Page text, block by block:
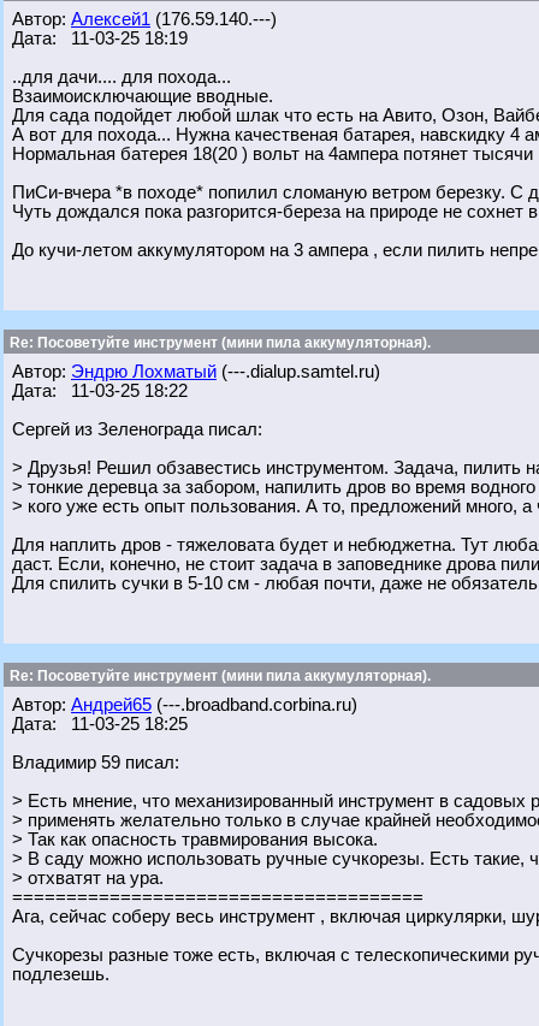
Автор: Алексей1 (176.59.140.---)
Дата: 11-03-25 18:19
..для дачи.... для похода...
Взаимоисключающие вводные.
Для сада подойдет любой шлак что есть на Авито, Озон,
А вот для похода... Нужна качественая батарея, навскидку 4
Нормальная батерея 18(20 ) вольт на 4ампера потянет
ПиСи-вчера *в походе* попилил сломаную ветром березку. С
Чуть дождался пока разгорится-береза на природе не сохнет
До кучи-летом аккумулятором на 3 ампера , если пилить
Re: Посоветуйте инструмент (мини пила аккумуляторная).
Автор: Эндрю Лохматый (---.dialup.samtel.ru)
Дата: 11-03-25 18:22
Сергей из Зеленограда писал:
> Друзья! Решил обзавестись инструментом. Задача, пилить
> тонкие деревца за забором, напилить дров во время
> кого уже есть опыт пользования. А то, предложений много,
Для наплить дров - тяжеловата будет и небюджетна. Тут
даст. Если, конечно, не стоит задача в заповеднике дрова
Для спилить сучки в 5-10 см - любая почти, даже не
Re: Посоветуйте инструмент (мини пила аккумуляторная).
Автор: Андрей65 (---.broadband.corbina.ru)
Дата: 11-03-25 18:25
Владимир 59 писал:
> Есть мнение, что механизированный инструмент в садовых
> применять желательно только в случае крайней
> Так как опасность травмирования высока.
> В саду можно использовать ручные сучкорезы. Есть такие,
> отхватят на ура.
======================================
Ага, сейчас соберу весь инструмент , включая циркулярки,
Сучкорезы разные тоже есть, включая с телескопическими
подлезешь.